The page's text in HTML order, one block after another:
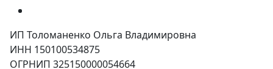
ИП Толоманенко Ольга Владимировна
ИНН 150100534875
ОГРНИП 325150000054664